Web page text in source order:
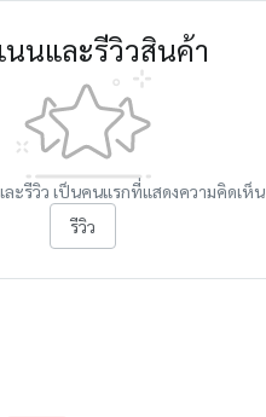
นและรีวิวสินค้า
ะรีวิว เป็นคนแรกที่แสดงความคิดเห็น
รีวิว